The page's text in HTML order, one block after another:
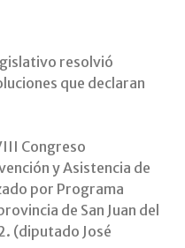
resolvió
que declaran
Congreso
y Asistencia de
por Programa
de San Juan del
(diputado José